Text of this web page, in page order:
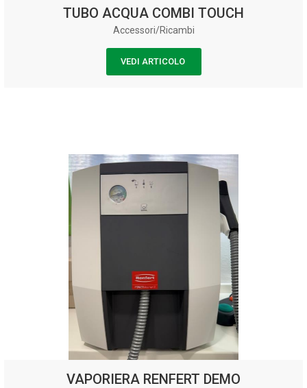
TUBO ACQUA COMBI TOUCH
Accessori/Ricambi
VEDI ARTICOLO
VAPORIERA RENFERT DEMO